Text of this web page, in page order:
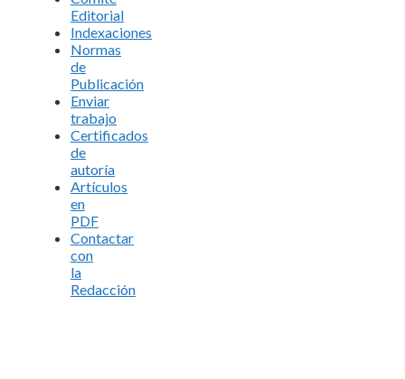
Editorial
Indexaciones
Normas
de
Publicación
Enviar
trabajo
Certificados
de
autoría
Artículos
en
PDF
Contactar
con
la
Redacción